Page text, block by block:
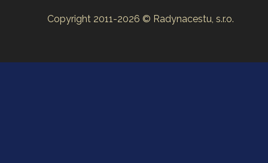
Copyright 2011-2026 © Radynacestu, s.r.o.